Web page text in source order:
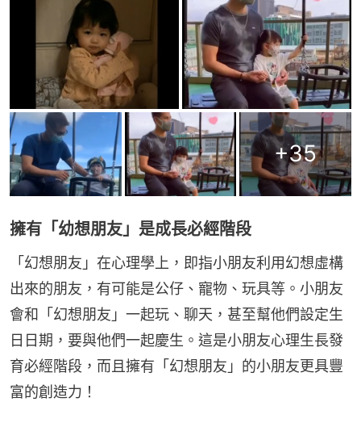
+35
擁有「幼想朋友」是成長必經階段
「幻想朋友」在心理學上，即指小朋友利用幻想虛構
出來的朋友，有可能是公仔、寵物、玩具等。小朋友
會和「幻想朋友」一起玩、聊天，甚至幫他們設定生
日日期，要與他們一起慶生。這是小朋友心理生長發
育必經階段，而且擁有「幻想朋友」的小朋友更具豐
富的創造力！